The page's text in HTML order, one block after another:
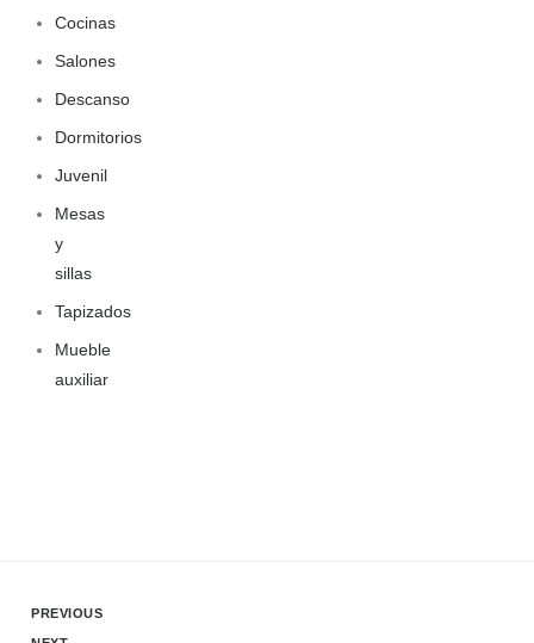
Cocinas
Salones
Descanso
Dormitorios
Juvenil
Mesas
y
sillas
Tapizados
Mueble
auxiliar
PREVIOUS